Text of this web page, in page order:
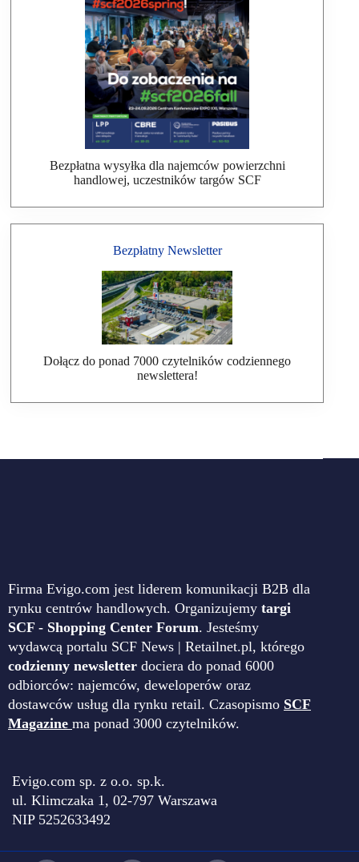
Bezpłatna wysyłka dla najemców powierzchni
handlowej, uczestników targów SCF
Bezpłatny Newsletter
Dołącz do ponad 7000 czytelników codziennego
newslettera!
Firma Evigo.com jest liderem komunikacji B2B dla
rynku centrów handlowych. Organizujemy targi
SCF - Shopping Center Forum. Jesteśmy
wydawcą portalu SCF News | Retailnet.pl, którego
codzienny newsletter dociera do ponad 6000
odbiorców: najemców, deweloperów oraz
dostawców usług dla rynku retail. Czasopismo SCF
Magazine ma ponad 3000 czytelników.
Evigo.com sp. z o.o. sp.k.
ul. Klimczaka 1, 02-797 Warszawa
NIP 5252633492